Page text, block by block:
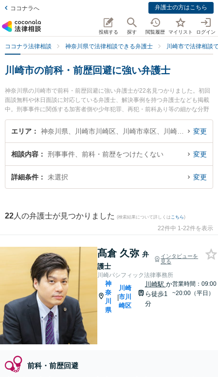
ココナラへ 弁護士の方はこちら
投稿する 探す 閲覧履歴 マイリスト ログイン
ココナラ法律相談 神奈川県で法律相談できる弁護士 川崎市で法律相談
川崎市の前科・前歴回避に強い弁護士
神奈川県の川崎市で前科・前歴回避に強い弁護士が22名見つかりました。初回
面談無料や休日面談に対応している弁護士、解決事例を持つ弁護士なども掲載
中。刑事事件に関係する加害者側や少年犯罪、再犯・前科あり等の細かな分野
での絞り込み検索もでき便利です。特に川崎パシフィック法律事務所の髙倉 久
弥弁護士や川崎パシフィック法律事務所の齋藤 毅弁護士、川崎さくら法律事務
に弁護士に相談したい』『前科・前歴回避のトラブル解決の実績豊富な近くの
弁護士を検索したい』『初回相談無料で前科・前歴回避を法律相談できる川崎
市内の弁護士に相談予約したい』などでお困りの相談者さんにおすすめです。
エリア 変更
相談内容 刑事事件、前科・前歴をつけたくない 変更
詳細条件 未選択 変更
22 人の弁護士が見つかりました (検索結果について詳しくは こちら)
22件中 1-22件を表示
髙倉 久弥 弁
護士
インタビューを
見る
川崎パシフィック法律事務所
神
奈
川
県
|
川崎
市川
崎区
川崎駅 か
ら徒歩1
分
営業時間：09:00
~20:00（平日）
前科・前歴回避